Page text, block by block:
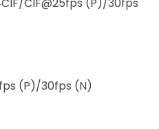
(P)/30fps (N)